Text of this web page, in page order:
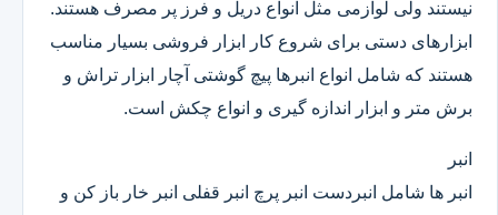
نیستند ولی لوازمی مثل انواع دریل و فرز پر مصرف هستند.
ابزارهای دستی برای شروع کار ابزار فروشی بسیار مناسب
هستند که شامل انواع انبرها پیچ گوشتی آچار ابزار تراش و
برش متر و ابزار اندازه گیری و انواع چکش است.
انبر
انبر ها شامل انبردست انبر پرچ انبر قفلی انبر خار باز کن و